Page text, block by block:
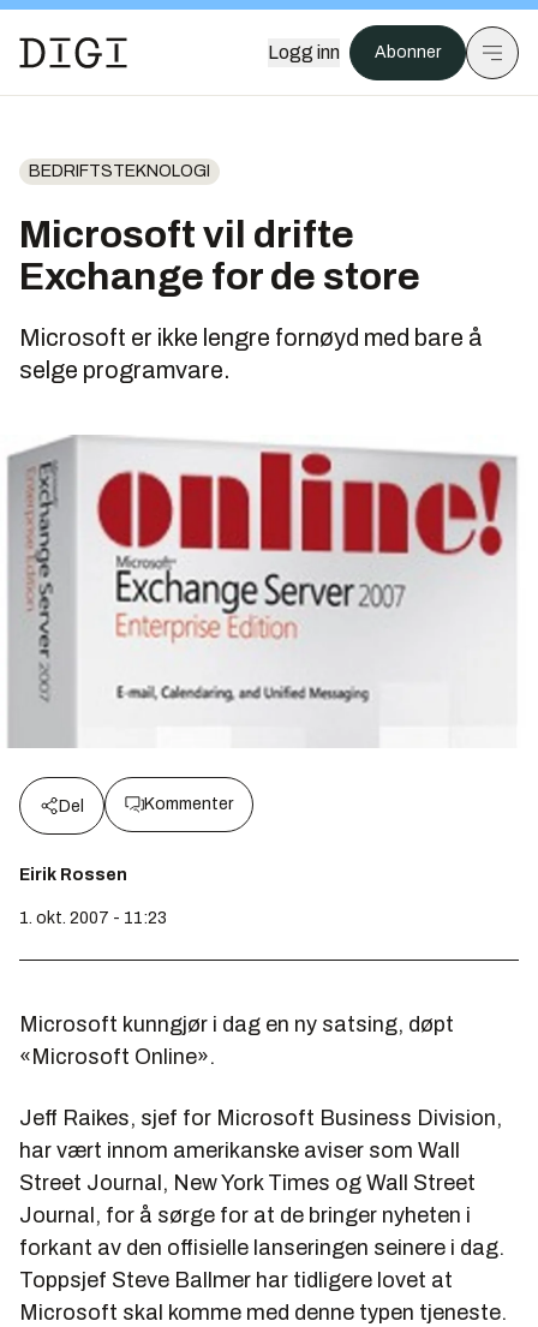
Logg inn Abonner
BEDRIFTSTEKNOLOGI
Microsoft vil drifte
Exchange for de store
Microsoft er ikke lengre fornøyd med bare å
selge programvare.
Del Kommenter
Eirik Rossen
1. okt. 2007 - 11:23
Microsoft kunngjør i dag en ny satsing, døpt
«Microsoft Online».
Jeff Raikes, sjef for Microsoft Business Division,
har vært innom amerikanske aviser som Wall
Street Journal, New York Times og Wall Street
Journal, for å sørge for at de bringer nyheten i
forkant av den offisielle lanseringen seinere i dag.
Toppsjef Steve Ballmer har tidligere lovet at
Microsoft skal komme med denne typen tjeneste.